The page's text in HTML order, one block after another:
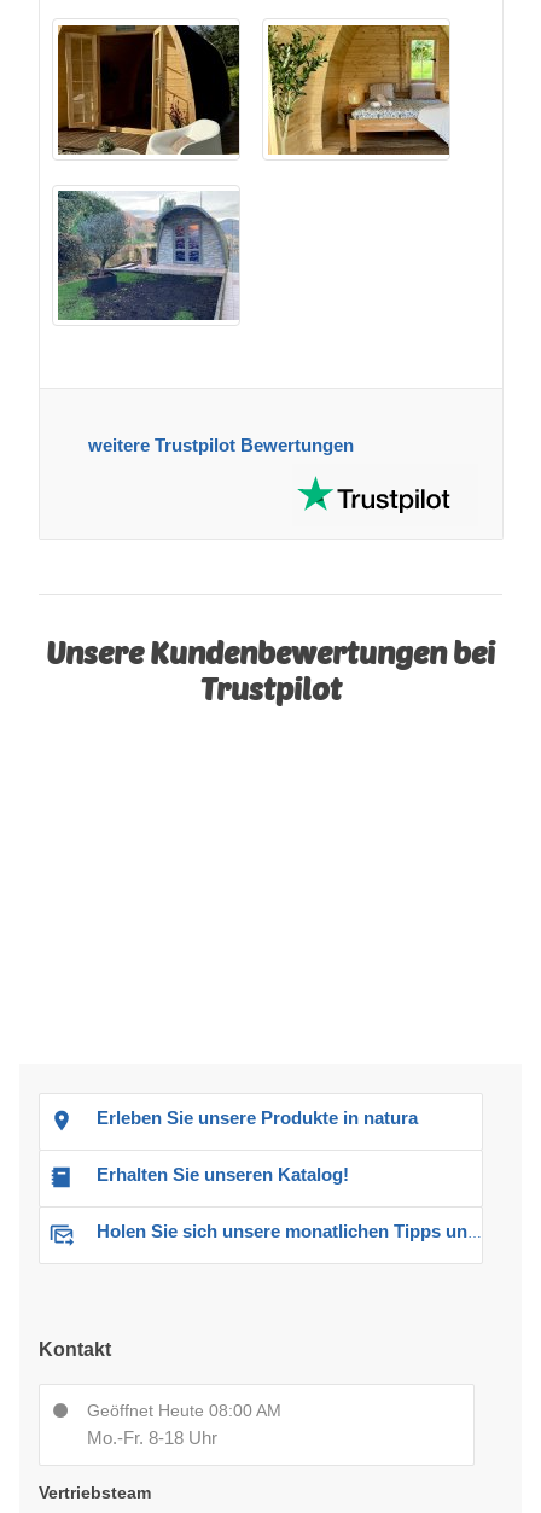
weitere Trustpilot Bewertungen
Unsere Kundenbewertungen bei
Trustpilot
Erleben Sie unsere Produkte in natura
Erhalten Sie unseren Katalog!
Holen Sie sich unsere monatlichen Tipps und Angebote
Kontakt
Geöffnet Heute 08:00 AM
Mo.-Fr. 8-18 Uhr
Vertriebsteam